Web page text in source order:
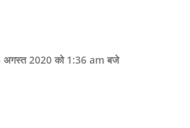
अगस्त 2020 को 1:36 am बजे